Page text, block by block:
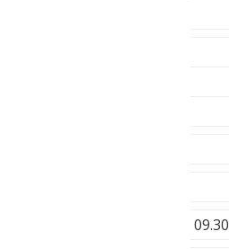
09.30